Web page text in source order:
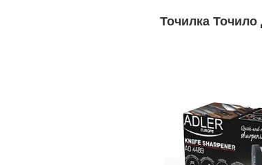
Точилка Точило